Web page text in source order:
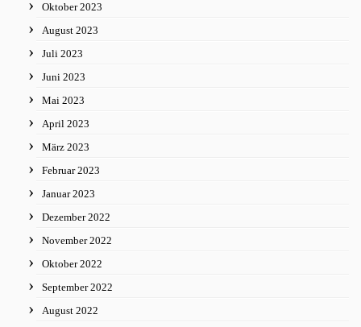
Oktober 2023
August 2023
Juli 2023
Juni 2023
Mai 2023
April 2023
März 2023
Februar 2023
Januar 2023
Dezember 2022
November 2022
Oktober 2022
September 2022
August 2022